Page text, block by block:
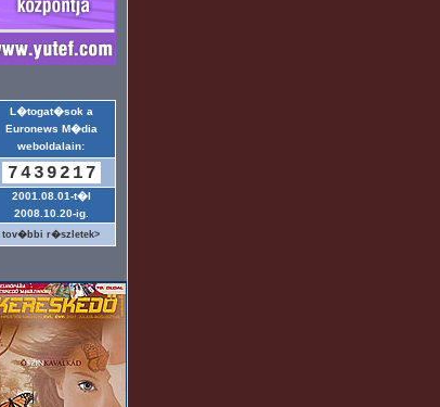
L�togat�sok a
Euronews M�dia
weboldalain:
7439217
2001.08.01-t�l
2008.10.20-ig.
tov�bbi r�szletek>